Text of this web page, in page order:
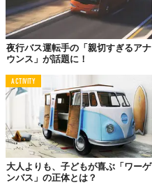
夜行バス運転手の「親切すぎるアナ
ウンス」が話題に！
ACTIVITY
大人よりも、子どもが喜ぶ「ワーゲ
ンバス」の正体とは？